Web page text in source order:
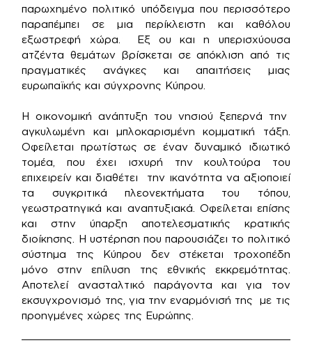
παρωχημένο πολιτικό υπόδειγμα που περισσότερο
παραπέμπει σε μια περίκλειστη και καθόλου
εξωστρεφή χώρα. Εξ ου και η υπερισχύουσα
ατζέντα θεμάτων βρίσκεται σε απόκλιση από τις
πραγματικές ανάγκες και απαιτήσεις μιας
ευρωπαϊκής και σύγχρονης Κύπρου.
Η οικονομική ανάπτυξη του νησιού ξεπερνά την
αγκυλωμένη και μπλοκαρισμένη κομματική τάξη.
Οφείλεται πρωτίστως σε έναν δυναμικό ιδιωτικό
τομέα, που έχει ισχυρή την κουλτούρα του
επιχειρείν και διαθέτει την ικανότητα να αξιοποιεί
τα συγκριτικά πλεονεκτήματα του τόπου,
γεωστρατηγικά και αναπτυξιακά. Οφείλεται επίσης
και στην ύπαρξη αποτελεσματικής κρατικής
διοίκησης. Η υστέρηση που παρουσιάζει το πολιτικό
σύστημα της Κύπρου δεν στέκεται τροχοπέδη
μόνο στην επίλυση της εθνικής εκκρεμότητας.
Αποτελεί ανασταλτικό παράγοντα και για τον
εκσυγχρονισμό της, για την εναρμόνισή της με τις
προηγμένες χώρες της Ευρώπης.